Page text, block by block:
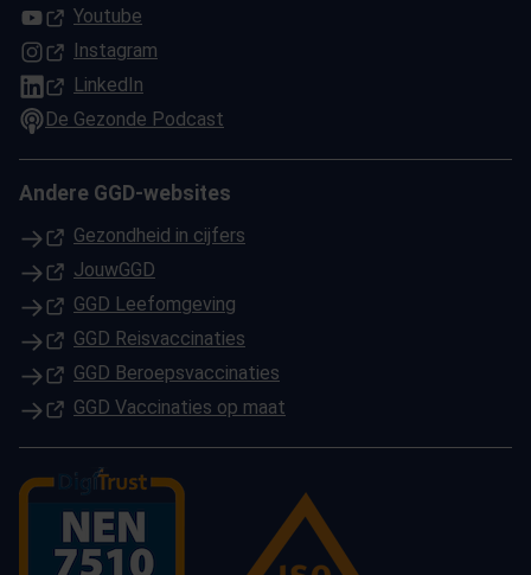
Youtube
(Opent in een nieuw tabblad)
Instagram
(Opent in een nieuw tabblad)
LinkedIn
(Opent in een nieuw tabblad)
De Gezonde Podcast
Andere GGD-websites
Gezondheid in cijfers
(Opent in een nieuw tabblad)
JouwGGD
(Opent in een nieuw tabblad)
GGD Leefomgeving
(Opent in een nieuw tabblad)
GGD Reisvaccinaties
(Opent in een nieuw tabblad)
GGD Beroepsvaccinaties
(Opent in een nieuw tabblad)
GGD Vaccinaties op maat
(Opent in een nieuw tabblad)